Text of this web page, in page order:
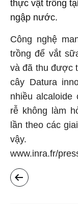
thực vật trồng
ngập nước.
Công nghệ
trồng để vắt
và đã thu được
cây Datura
nhiều
rễ không làm
lần theo các
vậy.
www.inra.fr/